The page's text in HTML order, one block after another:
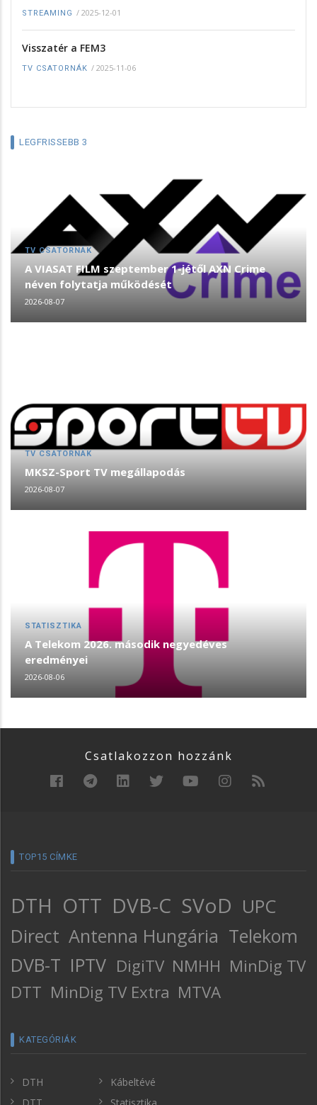
STREAMING / 2025-12-01
Visszatér a FEM3
TV CSATORNÁK / 2025-11-06
LEGFRISSEBB 3
TV CSATORNÁK
A VIASAT FILM szeptember 1-jétől AXN Crime
néven folytatja működését
2026-08-07
TV CSATORNÁK
MKSZ-Sport TV megállapodás
2026-08-07
STATISZTIKA
A Telekom 2026. második negyedéves
eredményei
2026-08-06
Csatlakozzon hozzánk
TOP15 CÍMKE
DTH OTT DVB-C SVoD UPC
Direct Antenna Hungária Telekom
DVB-T IPTV DigiTV NMHH MinDig TV
DTT MinDig TV Extra MTVA
KATEGÓRIÁK
DTH
Kábeltévé